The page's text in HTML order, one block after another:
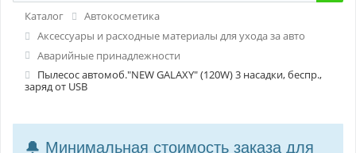
Каталог
Автокосметика
Аксессуары и расходные материалы для ухода за авто
Аварийные принадлежности
Пылесос автомоб."NEW GALAXY" (120W) 3 насадки, беспр.,
заряд от USB
🔔 Минимальная стоимость заказа для